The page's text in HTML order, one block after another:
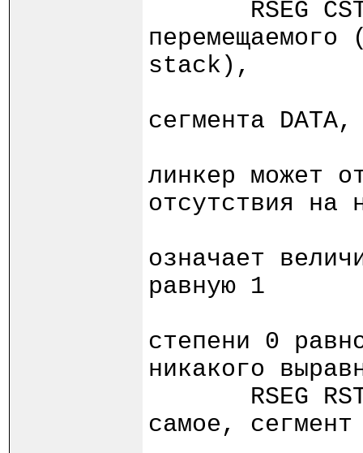
RSEG
перемещаемого
stack),
сегмента DATA,
линкер может
отсутствия на
означает
равную 1
степени 0
никакого
RSEG
самое,